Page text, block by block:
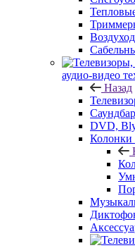
аудио-видео
Назад
DVD,
Колонки